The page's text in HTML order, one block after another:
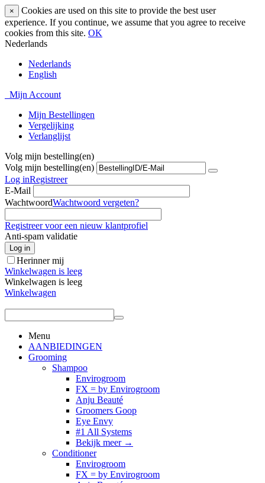
×
Cookies are used on this site to provide the best user
experience. If you continue, we assume that you agree to receive
cookies from this site. OK
Nederlands
Nederlands
English
Mijn Account
Mijn Bestellingen
Vergelijking
Verlanglijst
Volg mijn bestelling(en)
Volg mijn bestelling(en)
Log inRegistreer
E-Mail
WachtwoordWachtwoord vergeten?
Registreer voor een nieuw klantprofiel
Anti-spam validatie
Log in
Herinner mij
Winkelwagen is leeg
Winkelwagen is leeg
Winkelwagen
Menu
AANBIEDINGEN
Grooming
Shampoo
Envirogroom
FX = by Envirogroom
Anju Beauté
Groomers Goop
Eye Envy
#1 All Systems
Bekijk meer →
Conditioner
Envirogroom
FX = by Envirogroom